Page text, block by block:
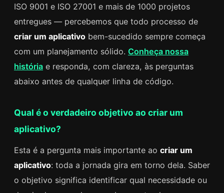
ISO 9001 e ISO 27001 e mais de 1000 projetos
entregues — percebemos que todo processo de
criar um aplicativo bem-sucedido sempre começa
com um planejamento sólido. Conheça nossa
história e responda, com clareza, às perguntas
abaixo antes de qualquer linha de código.
Qual é o verdadeiro objetivo ao criar um
aplicativo?
Esta é a pergunta mais importante ao criar um
aplicativo: toda a jornada gira em torno dela. Saber
o objetivo significa identificar qual necessidade ou